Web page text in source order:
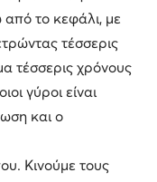
το κεφάλι, με
τέσσερις
τέσσερις χρόνους
γύροι είναι
και ο
Κινούμε τους